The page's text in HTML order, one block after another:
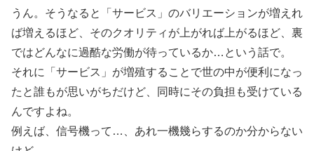
うん。そうなると「サービス」のバリエーションが増えれ
ば増えるほど、そのクオリティが上がれば上がるほど、裏
ではどんなに過酷な労働が待っているか…という話で。
それに「サービス」が増殖することで世の中が便利になっ
たと誰もが思いがちだけど、同時にその負担も受けている
んですよね。
例えば、信号機って…、あれ一機幾らするのか分からない